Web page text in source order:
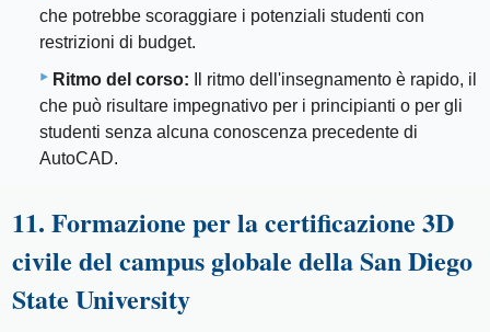
che potrebbe scoraggiare i potenziali studenti con
restrizioni di budget.
Ritmo del corso: Il ritmo dell'insegnamento è rapido, il
che può risultare impegnativo per i principianti o per gli
studenti senza alcuna conoscenza precedente di
AutoCAD.
11. Formazione per la certificazione 3D
civile del campus globale della San Diego
State University